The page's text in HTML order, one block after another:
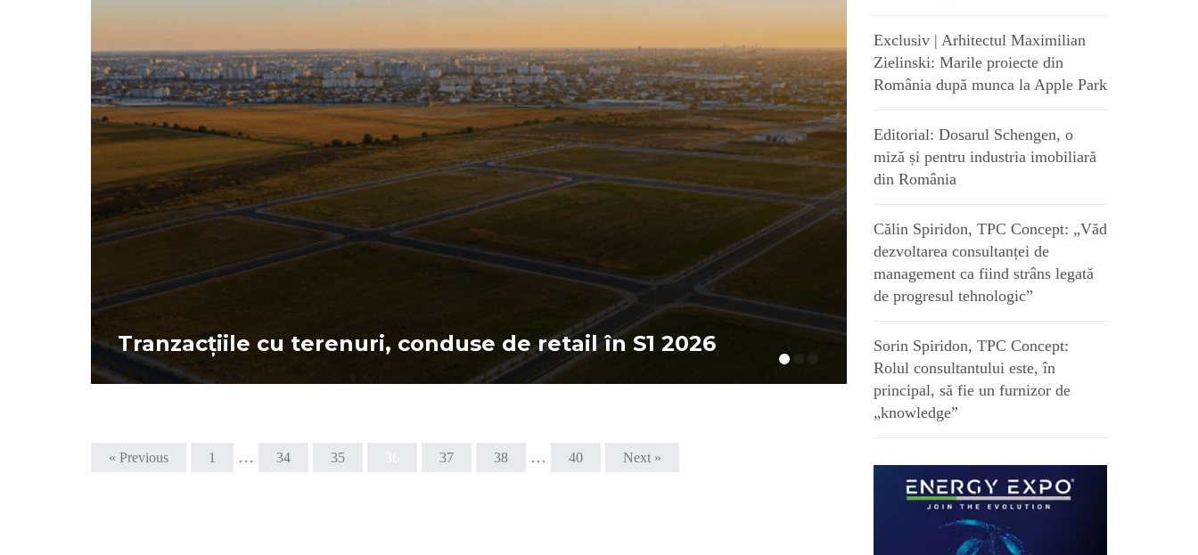
cu terenuri, conduse de retail în S1 2026
Tranzacție de 14,3 milioane euro în Pipera:
pregătește un nou ansamblu rezidențial
« Previous 1 … 34 35 37 38 … 40 Next »
Exclusiv | Arhitectul Maximilian
Zielinski: Marile proiecte din
România după munca la Apple Park
Editorial: Dosarul Schengen, o
miză și pentru industria imobiliară
din România
Călin Spiridon, TPC Concept: „Văd
dezvoltarea consultanței de
management ca fiind strâns legată
de progresul tehnologic”
Sorin Spiridon, TPC Concept:
Rolul consultantului este, în
principal, să fie un furnizor de
„knowledge”